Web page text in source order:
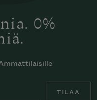
0%
TILAA